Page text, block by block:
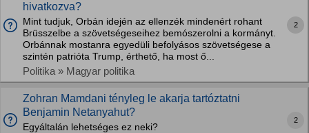
hivatkozva?
Mint tudjuk, Orbán idején az ellenzék mindenért rohant
Brüsszelbe a szövetségeseihez bemószerolni a kormányt.
Orbánnak mostanra egyedüli befolyásos szövetségese a
szintén patrióta Trump, érthető, ha most ő...
Politika » Magyar politika
2
Zohran Mamdani tényleg le akarja tartóztatni
Benjamin Netanyahut?
Egyáltalán lehetséges ez neki?
2